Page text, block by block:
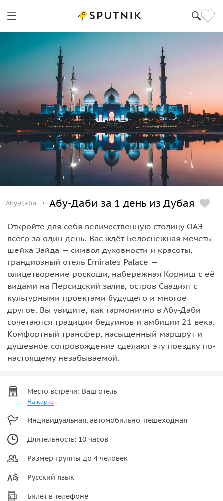
Абу-Даби Абу-Даби за 1 день из Дубая
Откройте для себя величественную столицу ОАЭ
всего за один день. Вас ждёт Белоснежная мечеть
шейха Зайда — символ духовности и красоты,
грандиозный отель Emirates Palace —
олицетворение роскоши, набережная Корниш с её
видами на Персидский залив, остров Саадият с
культурными проектами будущего и многое
другое. Вы увидите, как гармонично в Абу-Даби
сочетаются традиции бедуинов и амбиции 21 века.
Комфортный трансфер, насыщенный маршрут и
душевное сопровождение сделают эту поездку по-
настоящему незабываемой.
Место встречи: Ваш отель
На карте
Индивидуальная, автомобильно-пешеходная
Длительность: 10 часов
Размер группы до 4 человек
Русский язык
Билет в телефоне